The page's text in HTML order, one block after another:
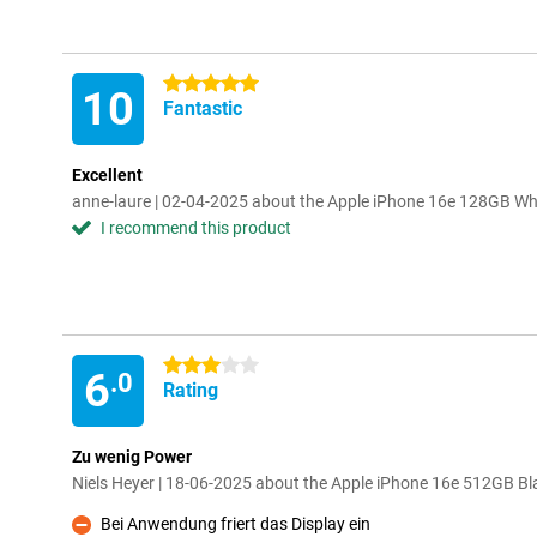
10 5 stars
Fantastic
Excellent
anne-laure | 02-04-2025 about the Apple iPhone 16e 128GB
I recommend this product
6.0
3 stars
Rating
Zu wenig Power
Niels Heyer | 18-06-2025 about the Apple iPhone 16e 512GB
Bei Anwendung friert das Display ein